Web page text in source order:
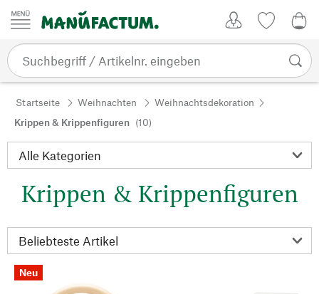
Zum Inhalt springen
Startseite Weihnachten
Weihnachtsdekoration
Krippen & Krippenfiguren (10)
Krippen & Krippenfiguren
Neu